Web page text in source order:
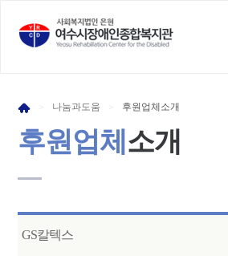
> 나눔과도움 > 후원업체 소개
후원업체 소개
GS칼텍스